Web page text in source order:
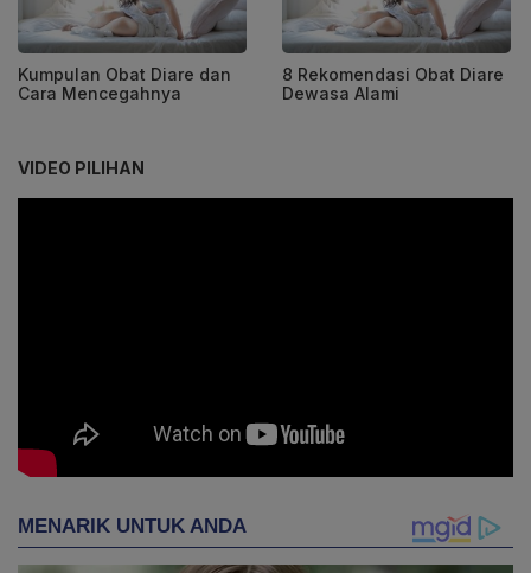
Kumpulan Obat Diare dan
Cara Mencegahnya
8 Rekomendasi Obat Diare
Dewasa Alami
VIDEO PILIHAN